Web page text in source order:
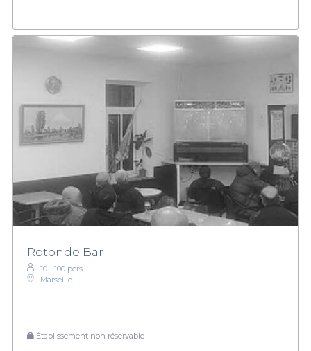
Rotonde Bar
10 - 100 pers.
Marseille
Établissement non réservable